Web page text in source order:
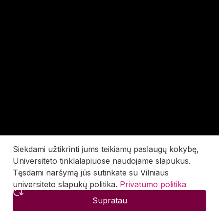
Siekdami užtikrinti jums teikiamų paslaugų kokybę,
Universiteto tinklalapiuose naudojame slapukus.
Tęsdami naršymą jūs sutinkate su Vilniaus
universiteto slapukų politika. Privatumo politika
Supratau